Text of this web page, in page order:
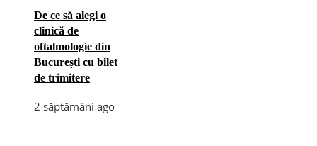
De ce să alegi o
clinică de
oftalmologie din
București cu bilet
de trimitere
2 săptămâni ago